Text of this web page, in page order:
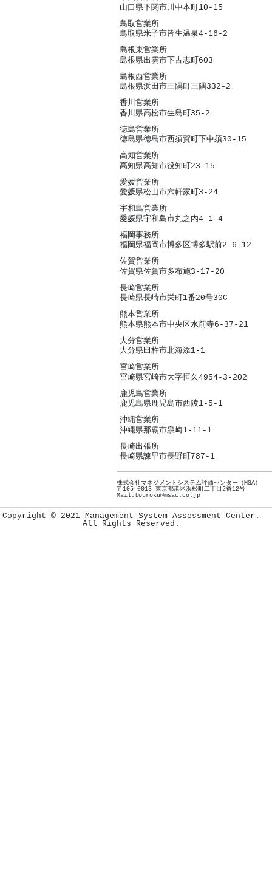
山口県下関市川中本町10-15
鳥取営業所
鳥取県米子市皆生温泉4-16-2
島根東営業所
島根県出雲市下古志町603
島根西営業所
島根県浜田市三隅町三隅332-2
香川営業所
香川県高松市生島町35-2
徳島営業所
徳島県徳島市西須賀町下中須30-15
高知営業所
高知県高知市役知町23-15
愛媛営業所
愛媛県松山市六軒家町3-24
宇和島営業所
愛媛県宇和島市丸之内4-1-4
福岡事務所
福岡県福岡市博多区博多駅前2-6-12
佐賀営業所
佐賀県佐賀市多布施3-17-20
長崎営業所
長崎県長崎市栄町1番20号30C
熊本営業所
熊本県熊本市中央区水前寺6-37-21
大分営業所
大分県臼杵市北海添1-1
宮崎営業所
宮崎県宮崎市大字恒久4954-3-202
鹿児島営業所
鹿児島県鹿児島市西陵1-5-1
沖縄営業所
沖縄県那覇市泉崎1-11-1
長崎出張所
長崎県諫早市長野町787-1
株式会社マネジメントシステム評価センター（MSA）
〒105-0013 東京都港区浜松町二丁目2番12号
Mail:touroku@msac.co.jp
Copyright © 2021 Management System Assessment Center.
All Rights Reserved.